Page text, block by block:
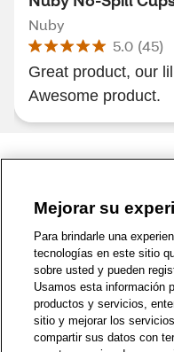
Nuby
5.0 (45)
Great product, our
Awesome product.
1-800-679-9691 |
Política de Privacidad |
Zona de
Mejorar su
Para brindarle una
tecnologías en este sitio
sobre usted y pueden
Usamos esta información
productos y servicios,
sitio y mejorar los
compartir sus datos con